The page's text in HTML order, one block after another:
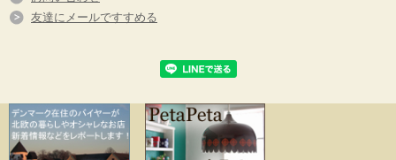
友達にメールですすめる